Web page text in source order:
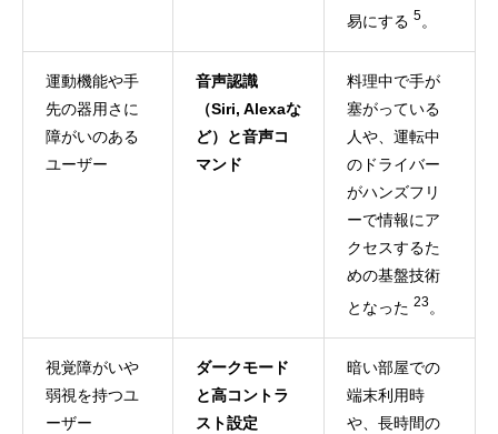
易にする 5。
運動機能や手
先の器用さに
障がいのある
ユーザー
音声認識
（Siri, Alexaな
ど）と音声コ
マンド
料理中で手が
塞がっている
人や、運転中
のドライバー
がハンズフリ
ーで情報にア
クセスするた
めの基盤技術
となった 23。
視覚障がいや
弱視を持つユ
ーザー
ダークモード
と高コントラ
スト設定
暗い部屋での
端末利用時
や、長時間の